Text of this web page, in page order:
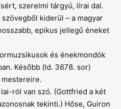
szerelmi tárgyú, lírai dal.
kiderül – a magyar
epikus jellegű éneket
és énekmondók
Később (ld. 3678. sor)
ról van szó. (Gottfried a két
tekinti.) Hőse, Guiron